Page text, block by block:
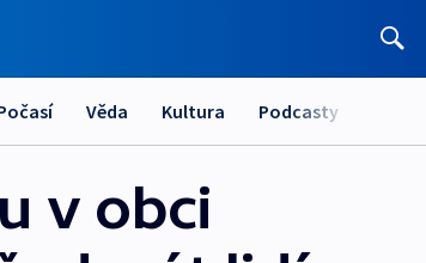
Věda Kultura Podcasty
v obci